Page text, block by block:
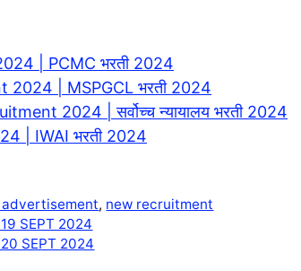
| PCMC भरती 2024
2024 | MSPGCL भरती 2024
2024 | सर्वोच्च न्यायालय भरती 2024
| IWAI भरती 2024
advertisement, new recruitment
SEPT 2024
20 SEPT 2024